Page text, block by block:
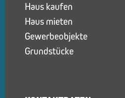
Haus kaufen
Haus mieten
Gewerbeobjekte
Grundstücke